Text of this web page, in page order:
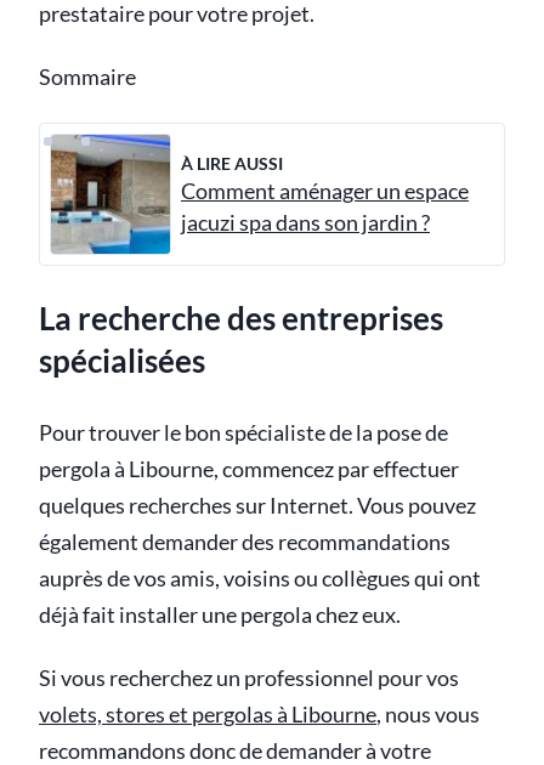
prestataire pour votre projet.
Sommaire
À LIRE AUSSI
Comment aménager un espace
jacuzi spa dans son jardin ?
La recherche des entreprises
spécialisées
Pour trouver le bon spécialiste de la pose de
pergola à Libourne, commencez par effectuer
quelques recherches sur Internet. Vous pouvez
également demander des recommandations
auprès de vos amis, voisins ou collègues qui ont
déjà fait installer une pergola chez eux.
Si vous recherchez un professionnel pour vos
volets, stores et pergolas à Libourne, nous vous
recommandons donc de demander à votre